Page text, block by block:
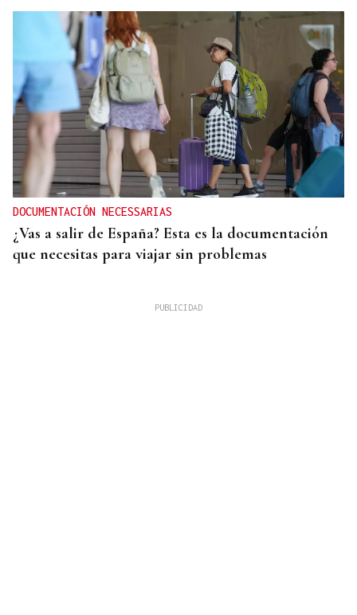
DOCUMENTACIÓN NECESSARIAS
¿Vas a salir de España? Esta es la documentación
que necesitas para viajar sin problemas